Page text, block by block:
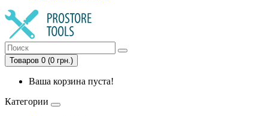
Товаров 0 (0 грн.)
Ваша корзина пуста!
Категории